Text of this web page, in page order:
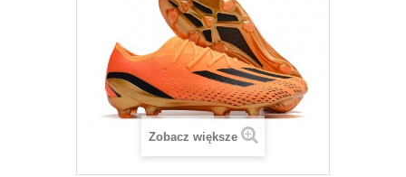
Zobacz większe